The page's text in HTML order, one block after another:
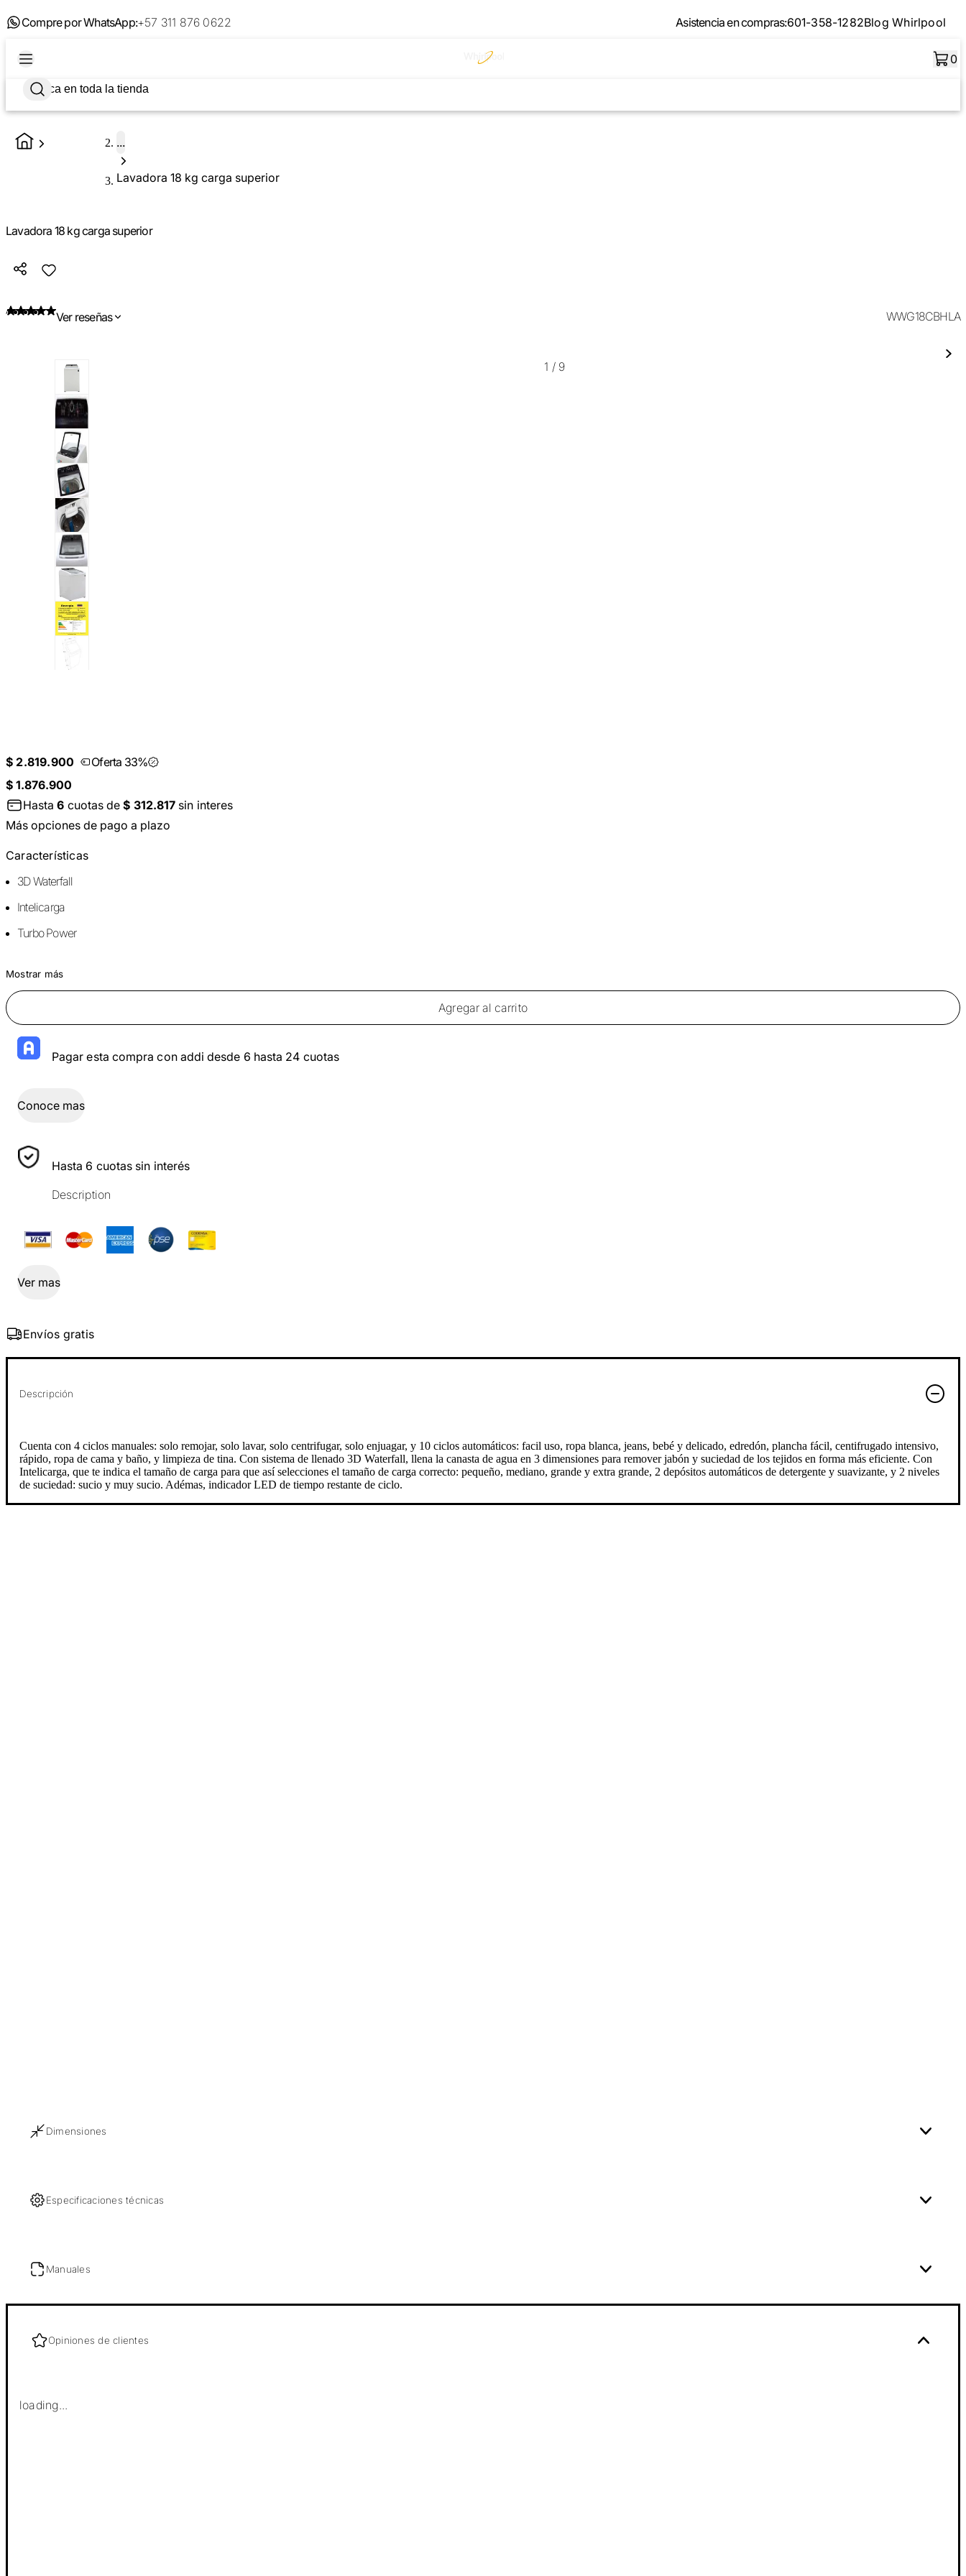
Compre por WhatsApp:+57 311 876 0622 Asistencia en compras:601-358-1282Blog Whirlpool
0
...
Lavadora 18 kg carga superior
Lavadora 18 kg carga superior
Ver reseñas WWG18CBHLA
1 / 9
$ 2.819.900
Oferta 33%
$ 1.876.900
Hasta6 cuotas de$ 312.817 sin interes
Más opciones de pago a plazo
Características
3D Waterfall
Intelicarga
Turbo Power
Mostrar más
Agregar al carrito
Pagar esta compra con addi desde 6 hasta 24 cuotas
Conoce mas
Hasta 6 cuotas sin interés
Description
Ver mas
Envíos gratis
Descripción
Cuenta con 4 ciclos manuales: solo remojar, solo lavar, solo centrifugar, solo enjuagar, y 10 ciclos automáticos: facil uso, ropa blanca, jeans, bebé y delicado, edredón, plancha fácil, centifrugado intensivo,
rápido, ropa de cama y baño, y limpieza de tina. Con sistema de llenado 3D Waterfall, llena la canasta de agua en 3 dimensiones para remover jabón y suciedad de los tejidos en forma más eficiente. Con
Intelicarga, que te indica el tamaño de carga para que así selecciones el tamaño de carga correcto: pequeño, mediano, grande y extra grande, 2 depósitos automáticos de detergente y suavizante, y 2 niveles
de suciedad: sucio y muy sucio. Adémas, indicador LED de tiempo restante de ciclo.
Dimensiones
Especificaciones técnicas
Manuales
Opiniones de clientes
loading...